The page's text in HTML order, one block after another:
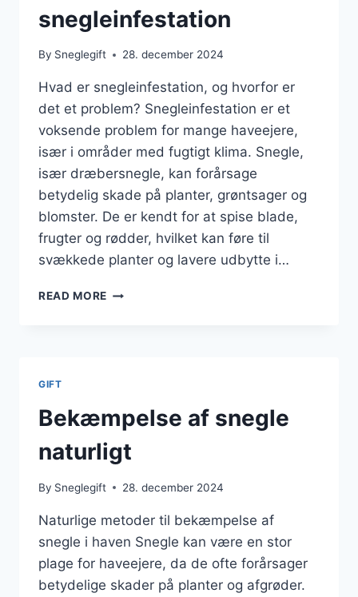
snegleinfestation
By Sneglegift 28. december 2024
Hvad er snegleinfestation, og hvorfor er
det et problem? Snegleinfestation er et
voksende problem for mange haveejere,
især i områder med fugtigt klima. Snegle,
især dræbersnegle, kan forårsage
betydelig skade på planter, grøntsager og
blomster. De er kendt for at spise blade,
frugter og rødder, hvilket kan føre til
svækkede planter og lavere udbytte i…
READ MORE EFFEKTIVE
GIFT
Bekæmpelse af snegle
naturligt
By Sneglegift 28. december 2024
Naturlige metoder til bekæmpelse af
snegle i haven Snegle kan være en stor
plage for haveejere, da de ofte forårsager
betydelige skader på planter og afgrøder.